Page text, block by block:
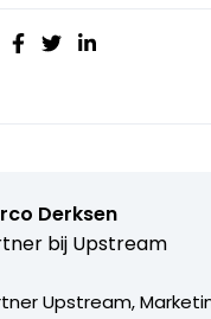
Derksen
bij Upstream
Upstream,